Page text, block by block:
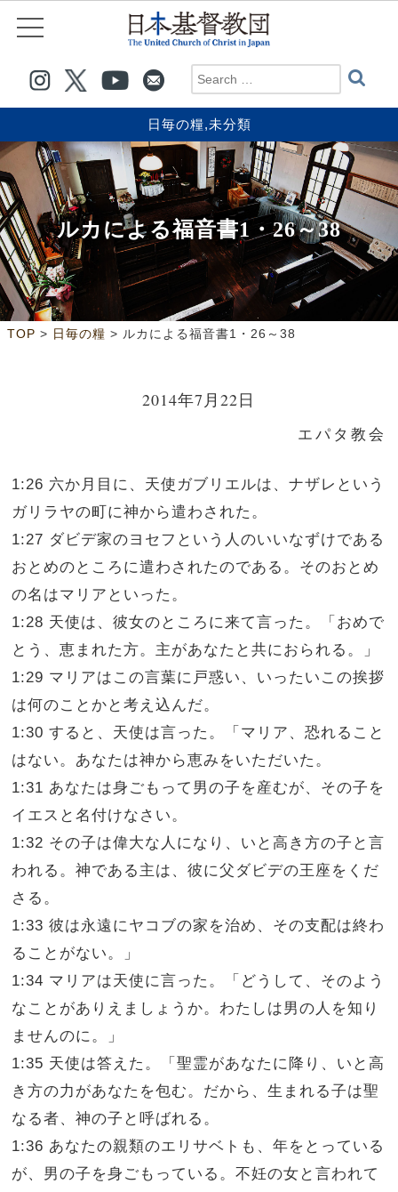
日毎の糧,未分類
ルカによる福音書1・26～38
TOP > 日毎の糧 > ルカによる福音書1・26～38
2014年7月22日
エパタ教会
1:26 六か月目に、天使ガブリエルは、ナザレという
ガリラヤの町に神から遣わされた。
1:27 ダビデ家のヨセフという人のいいなずけである
おとめのところに遣わされたのである。そのおとめ
の名はマリアといった。
1:28 天使は、彼女のところに来て言った。「おめで
とう、恵まれた方。主があなたと共におられる。」
1:29 マリアはこの言葉に戸惑い、いったいこの挨拶
は何のことかと考え込んだ。
1:30 すると、天使は言った。「マリア、恐れること
はない。あなたは神から恵みをいただいた。
1:31 あなたは身ごもって男の子を産むが、その子を
イエスと名付けなさい。
1:32 その子は偉大な人になり、いと高き方の子と言
われる。神である主は、彼に父ダビデの王座をくだ
さる。
1:33 彼は永遠にヤコブの家を治め、その支配は終わ
ることがない。」
1:34 マリアは天使に言った。「どうして、そのよう
なことがありえましょうか。わたしは男の人を知り
ませんのに。」
1:35 天使は答えた。「聖霊があなたに降り、いと高
き方の力があなたを包む。だから、生まれる子は聖
なる者、神の子と呼ばれる。
1:36 あなたの親類のエリサベトも、年をとっている
が、男の子を身ごもっている。不妊の女と言われて